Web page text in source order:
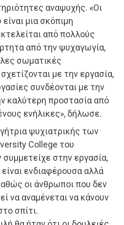
αναψυχής. «Οι
μια σκόπιμη
από πολλούς
από την ψυχαγωγία,
σωματικές
με την εργασία,
συνδέονται με την
καλύτερη προστασία από
ενήλικες», δήλωσε.
ψυχιατρικής των
College του
συμμετείχε στην εργασία,
ενδιαφέρουσα αλλά
οι άνθρωποι που δεν
να αναμένεται να κάνουν
σπίτι.